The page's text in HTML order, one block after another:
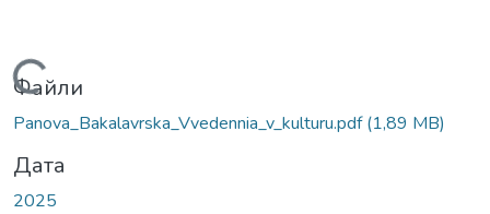
Файли
Panova_Bakalavrska_Vvedennia_v_kulturu.pdf(1,89 MB)
Дата
2025